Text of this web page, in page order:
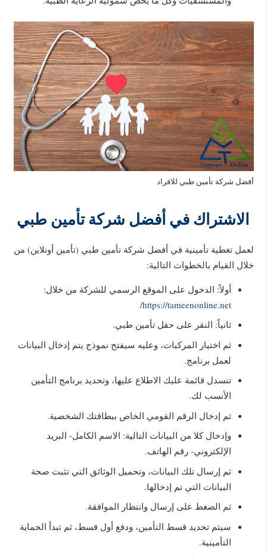
أفضل شركة تأمين طبي للافراد
الاشتراك في أفضل شركة تأمين طبي
لعمل تغطية تأمينية في أفضل شركة تأمين طبي (تأمين أونلاين) من
خلال القيام بالخطوات التالية:
أولاً: الدخول على الموقع الرسمي للشركة من خلال:
https://tameenonline.net/
ثانياً: النقر على حقل تأمين طبي.
ثم اختيار المركبات، وعليه سيفتح نموذج يتم إدخال البيانات
لعمل برنامج.
تنسدل قائمة عليك الاطلاع عليها، وتحديد برنامج التأمين
الأنسب لك.
ثم إدخال الرقم القومي الخاص ببطاقتك الشخصية.
وإدخال كلا من البيانات التالية: الاسم الكامل- البريد
الإلكتروني- رقم الهاتف.
ثم إرسال تلك البيانات، وتحميل الوثائق التي تثبت صحة
البيانات التي تم إدخالها.
ثم الضغط على إرسال وانتظار الموافقة.
سيتم تحديد قسط التأمين، ودفع أول قسط، ثم تبدأ الحماية
التأمينية.